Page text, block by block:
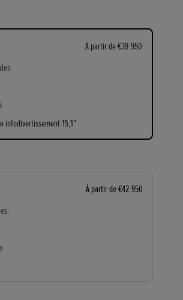
À partir de €39.950
infodivertissement 15,1"
À partir de €42.950